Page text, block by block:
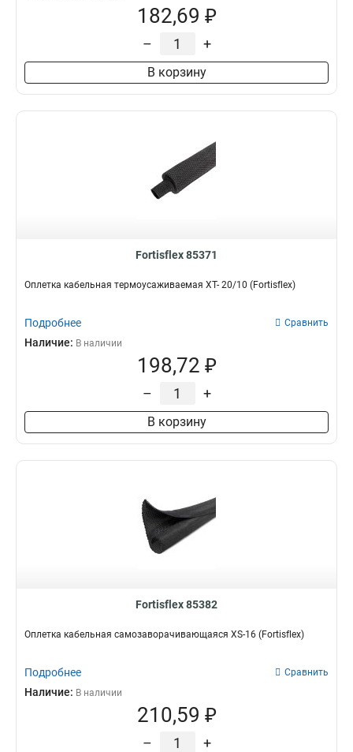
182,69 ₽
– +
В корзину
Fortisflex 85371
Оплетка кабельная термоусаживаемая XT- 20/10 (Fortisflex)
Подробнее Сравнить
Наличие: В наличии
198,72 ₽
– +
В корзину
Fortisflex 85382
Оплетка кабельная самозаворачивающаяся XS-16 (Fortisflex)
Подробнее Сравнить
Наличие: В наличии
210,59 ₽
– +